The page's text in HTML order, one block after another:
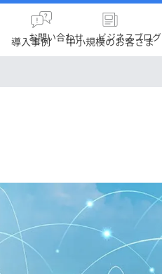
導入事例 中小規模のお客さま
お問い合わせ ビジネスブログ